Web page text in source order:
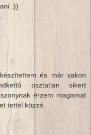
:))
és már vakon
osztatlan sikert
érzem magamat
tettél közzé.